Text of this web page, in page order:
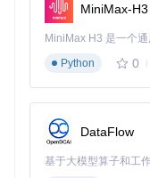
MiniMax-H3
Python
0
DataFlow
基于大模型算子和工